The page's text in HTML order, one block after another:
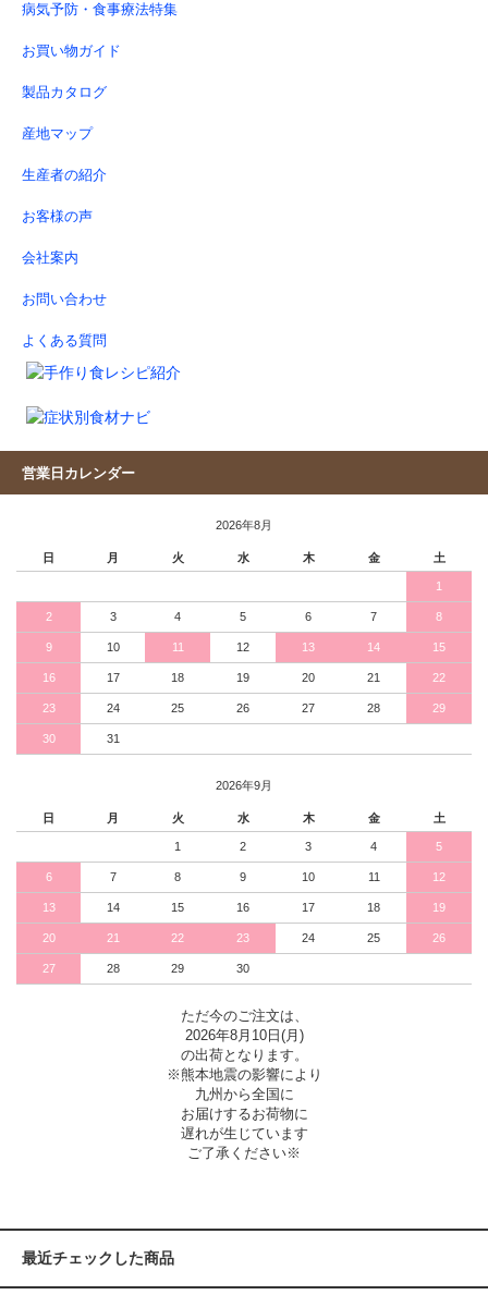
病気予防・食事療法特集
お買い物ガイド
製品カタログ
産地マップ
生産者の紹介
お客様の声
会社案内
お問い合わせ
よくある質問
営業日カレンダー
2026年8月
日 月 火 水 木 金 土
1
2 3 4 5 6 7 8
9 10 11 12 13 14 15
16 17 18 19 20 21 22
23 24 25 26 27 28 29
30 31
2026年9月
日 月 火 水 木 金 土
1 2 3 4 5
6 7 8 9 10 11 12
13 14 15 16 17 18 19
20 21 22 23 24 25 26
27 28 29 30
ただ今のご注文は、
2026年8月10日(月)
の出荷となります。
※熊本地震の影響により
九州から全国に
お届けするお荷物に
遅れが生じています
ご了承ください※
最近チェックした商品